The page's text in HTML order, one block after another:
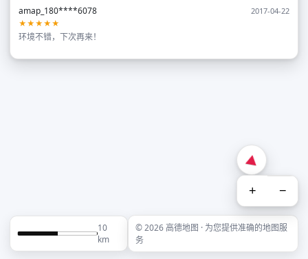
amap_180****6078
2017-04-22
★★★★★
环境不错，下次再来！
+ −
10
km
© 2026 高德地图 · 为您提供准确的地图服
务